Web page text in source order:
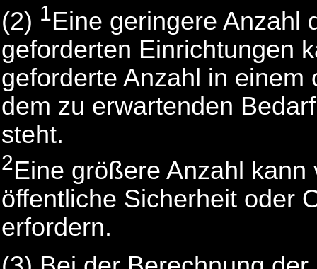
(2) 1Eine geringere Anzahl
geforderten Einrichtungen
geforderte Anzahl in
dem zu erwartenden
steht.
2Eine größere Anzahl
öffentliche Sicherheit oder
erfordern.